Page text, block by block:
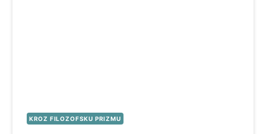
KROZ FILOZOFSKU PRIZMU